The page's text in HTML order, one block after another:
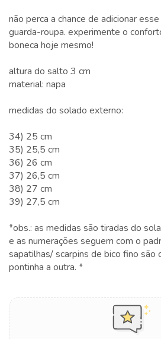
não perca a chance de adicionar
guarda-roupa. experimente o
boneca hoje mesmo!
altura do salto 3 cm
material: napa
medidas do solado externo:
34) 25 cm
35) 25,5 cm
36) 26 cm
37) 26,5 cm
38) 27 cm
39) 27,5 cm
*obs.: as medidas são tiradas do
e as numerações seguem com o
sapatilhas/ scarpins de bico fino são
pontinha a outra. *